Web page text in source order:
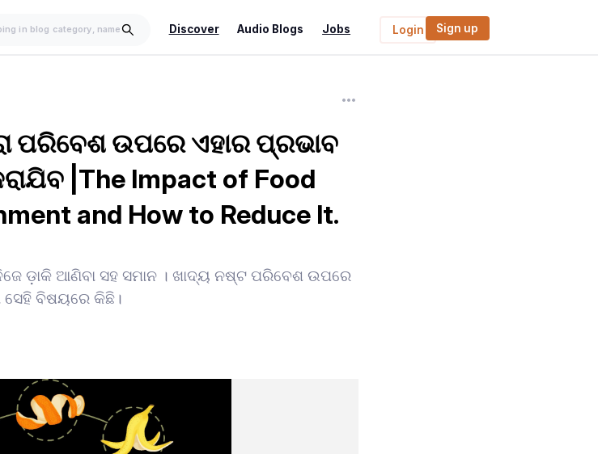
Discover Audio Blogs Jobs Login Sign up
ପରିବେଶ ଉପରେ ଏହାର ପ୍ରଭାବ
|The Impact of Food
and How to Reduce It.
ଡ଼ାକି ଆଣିବା ସହ ସମାନ । ଖାଦ୍ୟ ନଷ୍ଟ ପରିବେଶ ଉପରେ
ସେହି ବିଷୟରେ କିଛି।